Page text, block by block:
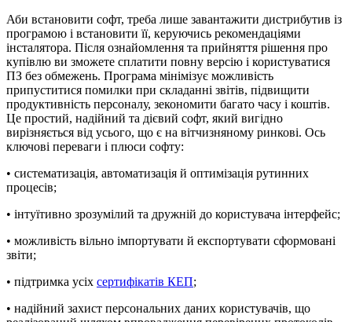
Аби встановити софт, треба лише завантажити дистрибутив із
програмою і встановити її, керуючись рекомендаціями
інсталятора. Після ознайомлення та прийняття рішення про
купівлю ви зможете сплатити повну версію і користуватися
ПЗ без обмежень. Програма мінімізує можливість
припуститися помилки при складанні звітів, підвищити
продуктивність персоналу, зекономити багато часу і коштів.
Це простий, надійний та дієвий софт, який вигідно
вирізняється від усього, що є на вітчизняному ринкові. Ось
ключові переваги і плюси софту:
• систематизація, автоматизація й оптимізація рутинних
процесів;
• інтуїтивно зрозумілий та дружній до користувача інтерфейс;
• можливість вільно імпортувати й експортувати сформовані
звіти;
• підтримка усіх сертифікатів КЕП;
• надійний захист персональних даних користувачів, що